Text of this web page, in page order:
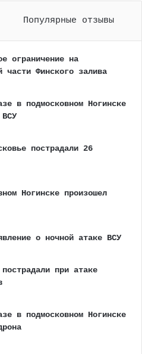
Популярные отзывы
ограничение на
части Финского залива
в подмосковном Ногинске
пострадали 26
Ногинске произошел
о ночной атаке ВСУ
при атаке
в подмосковном Ногинске